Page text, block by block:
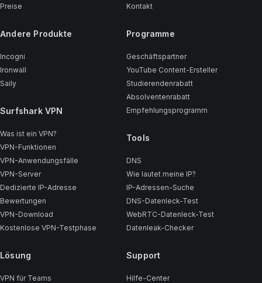
Preise
Andere Produkte
Incogni
Ironwall
Saily
Surfshark VPN
Was ist ein VPN?
VPN-Funktionen
VPN-Anwendungsfälle
VPN-Server
Dedizierte IP-Adresse
Bewertungen
VPN-Download
Kostenlose VPN-Testphase
Lösung
VPN für Teams
Kontakt
Programme
Geschäftspartner
YouTube Content-Ersteller
Studierendenrabatt
Absolventenrabatt
Empfehlungsprogramm
Tools
DNS
Wie lautet meine IP?
IP-Adressen-Suche
DNS-Datenleck-Test
WebRTC-Datenleck-Test
Datenleak-Checker
Support
Hilfe-Center